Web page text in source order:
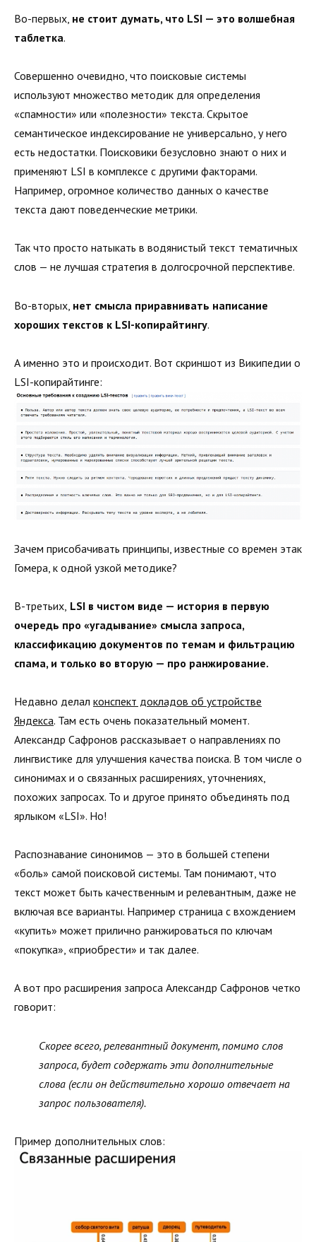
Во-первых, не стоит думать, что LSI — это волшебная
таблетка.
Совершенно очевидно, что поисковые системы
используют множество методик для определения
«спамности» или «полезности» текста. Скрытое
семантическое индексирование не универсально, у него
есть недостатки. Поисковики безусловно знают о них и
применяют LSI в комплексе с другими факторами.
Например, огромное количество данных о качестве
текста дают поведенческие метрики.
Так что просто натыкать в водянистый текст тематичных
слов — не лучшая стратегия в долгосрочной перспективе.
Во-вторых, нет смысла приравнивать написание
хороших текстов к LSI-копирайтингу.
А именно это и происходит. Вот скриншот из Википедии о
LSI-копирайтинге:
Зачем присобачивать принципы, известные со времен этак
Гомера, к одной узкой методике?
В-третьих, LSI в чистом виде — история в первую
очередь про «угадывание» смысла запроса,
классификацию документов по темам и фильтрацию
спама, и только во вторую — про ранжирование.
Недавно делал конспект докладов об устройстве
Яндекса. Там есть очень показательный момент.
Александр Сафронов рассказывает о направлениях по
лингвистике для улучшения качества поиска. В том числе о
синонимах и о связанных расширениях, уточнениях,
похожих запросах. То и другое принято объединять под
ярлыком «LSI». Но!
Распознавание синонимов — это в большей степени
«боль» самой поисковой системы. Там понимают, что
текст может быть качественным и релевантным, даже не
включая все варианты. Например страница с вхождением
«купить» может прилично ранжироваться по ключам
«покупка», «приобрести» и так далее.
А вот про расширения запроса Александр Сафронов четко
говорит:
Скорее всего, релевантный документ, помимо слов
запроса, будет содержать эти дополнительные
слова (если он действительно хорошо отвечает на
запрос пользователя).
Пример дополнительных слов: